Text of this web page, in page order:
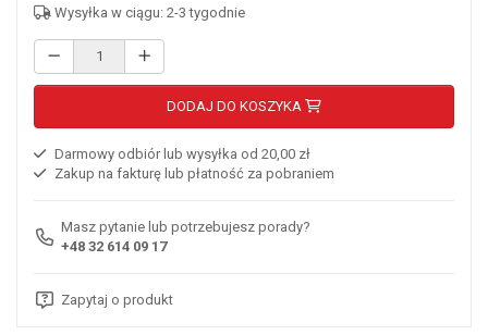
Wysyłka w ciągu: 2-3 tygodnie
DODAJ DO KOSZYKA
Darmowy odbiór lub wysyłka od 20,00 zł
Zakup na fakturę lub płatność za pobraniem
Masz pytanie lub potrzebujesz porady?
+48 32 614 09 17
Zapytaj o produkt